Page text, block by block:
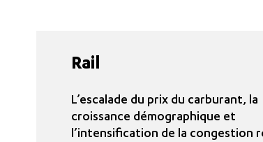
Rail
L’escalade du prix du carburant, la
croissance démographique et
l’intensification de la congestion